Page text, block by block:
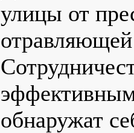
улицы от
обнаружат